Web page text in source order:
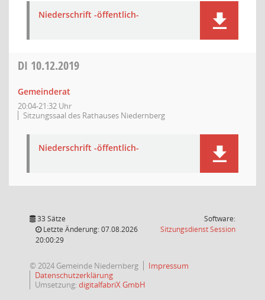
Niederschrift -öffentlich-
DI 10.12.2019
Gemeinderat
20:04-21:32 Uhr
Sitzungssaal des Rathauses Niedernberg
Niederschrift -öffentlich-
33 Sätze
Letzte Änderung: 07.08.2026
20:00:29
Software:
SitzungsdienstSession(Wird in
© 2024 Gemeinde Niedernberg
Impressum
Datenschutzerklärung
Umsetzung:digitalfabriX GmbH